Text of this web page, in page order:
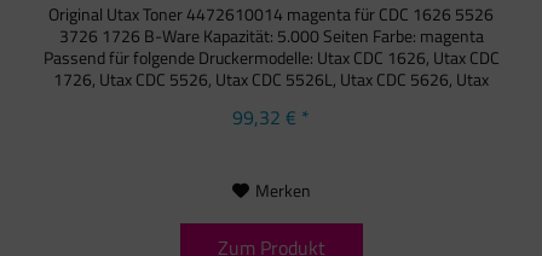
Original Utax Toner 4472610014 magenta für CDC 1626 5526
3726 1726 B-Ware Kapazität: 5.000 Seiten Farbe: magenta
Passend für folgende Druckermodelle: Utax CDC 1626, Utax CDC
1726, Utax CDC 5526, Utax CDC 5526L, Utax CDC 5626, Utax
99,32 € *
Merken
Zum Produkt